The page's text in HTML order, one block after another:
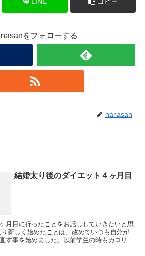
をフォローする
hanasan
結婚太り後のダイエット４ヶ月目
月目に行ったことをお話ししていきたいと思
す事を始めました。以前学生の時もカロリー